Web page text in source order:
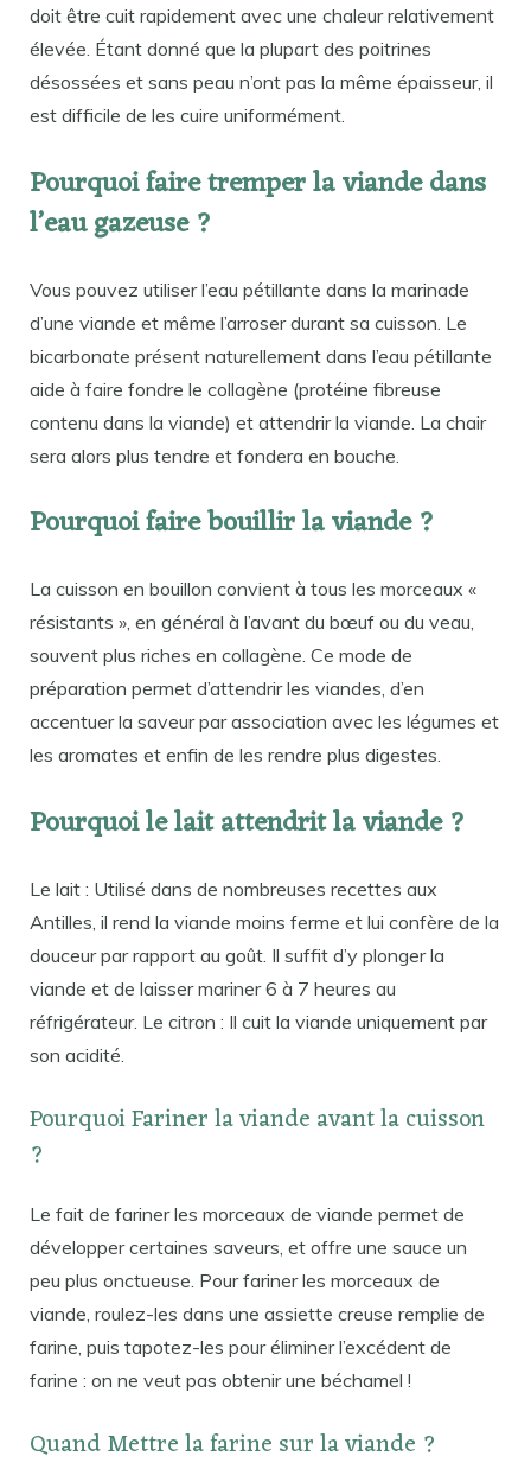
doit être cuit rapidement avec une chaleur relativement
élevée. Étant donné que la plupart des poitrines
désossées et sans peau n’ont pas la même épaisseur, il
est difficile de les cuire uniformément.
Pourquoi faire tremper la viande dans
l’eau gazeuse ?
Vous pouvez utiliser l’eau pétillante dans la marinade
d’une viande et même l’arroser durant sa cuisson. Le
bicarbonate présent naturellement dans l’eau pétillante
aide à faire fondre le collagène (protéine fibreuse
contenu dans la viande) et attendrir la viande. La chair
sera alors plus tendre et fondera en bouche.
Pourquoi faire bouillir la viande ?
La cuisson en bouillon convient à tous les morceaux «
résistants », en général à l’avant du bœuf ou du veau,
souvent plus riches en collagène. Ce mode de
préparation permet d’attendrir les viandes, d’en
accentuer la saveur par association avec les légumes et
les aromates et enfin de les rendre plus digestes.
Pourquoi le lait attendrit la viande ?
Le lait : Utilisé dans de nombreuses recettes aux
Antilles, il rend la viande moins ferme et lui confère de la
douceur par rapport au goût. Il suffit d’y plonger la
viande et de laisser mariner 6 à 7 heures au
réfrigérateur. Le citron : Il cuit la viande uniquement par
son acidité.
Pourquoi Fariner la viande avant la cuisson
?
Le fait de fariner les morceaux de viande permet de
développer certaines saveurs, et offre une sauce un
peu plus onctueuse. Pour fariner les morceaux de
viande, roulez-les dans une assiette creuse remplie de
farine, puis tapotez-les pour éliminer l’excédent de
farine : on ne veut pas obtenir une béchamel !
Quand Mettre la farine sur la viande ?